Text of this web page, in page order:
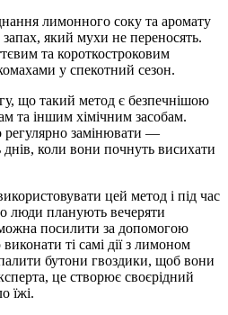
лимонного соку та аромату
який мухи не переносять.
та короткостроковим
у спекотний сезон.
що такий метод є безпечнішою
та іншим хімічним засобам.
замінювати —
днів, коли вони почнуть висихати
цей метод і під час
люди планують вечеряти
можна посилити за допомогою
ті самі дії з лимоном
бутони гвоздики, щоб вони
це створює своєрідний
їжі.